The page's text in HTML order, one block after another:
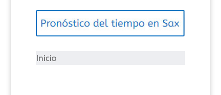
g
íInicio